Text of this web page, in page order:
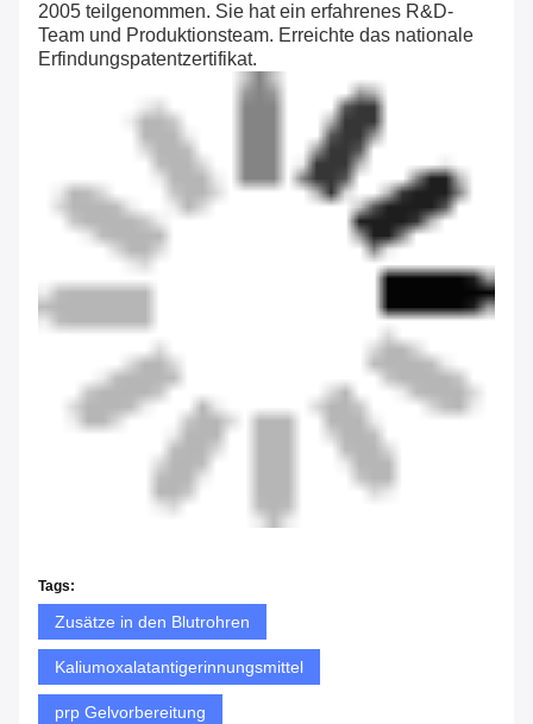
2005 teilgenommen. Sie hat ein erfahrenes R&D-
Team und Produktionsteam. Erreichte das nationale
Erfindungspatentzertifikat.
Tags:
Zusätze in den Blutrohren
Kaliumoxalatantigerinnungsmittel
prp Gelvorbereitung